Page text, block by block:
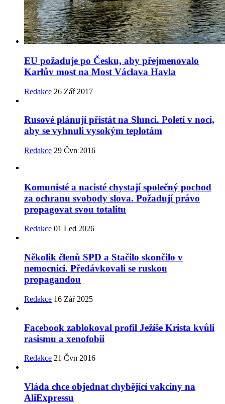
EU požaduje po Česku, aby přejmenovalo
Karlův most na Most Václava Havla
Redakce 26 Zář 2017
Rusové plánují přistát na Slunci. Poletí v noci,
aby se vyhnuli vysokým teplotám
Redakce 29 Čvn 2016
Komunisté a nacisté chystají společný pochod
za ochranu svobody slova. Požadují právo
propagovat svou totalitu
Redakce 01 Led 2026
Několik členů SPD a Stačilo skončilo v
nemocnici. Předávkovali se ruskou
propagandou
Redakce 16 Zář 2025
Facebook zablokoval profil Ježíše Krista kvůli
rasismu a xenofobii
Redakce 21 Čvn 2016
Vláda chce objednat chybějící vakcíny na
AliExpressu